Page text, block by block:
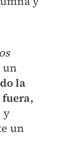
un
la
fuera,
y
un